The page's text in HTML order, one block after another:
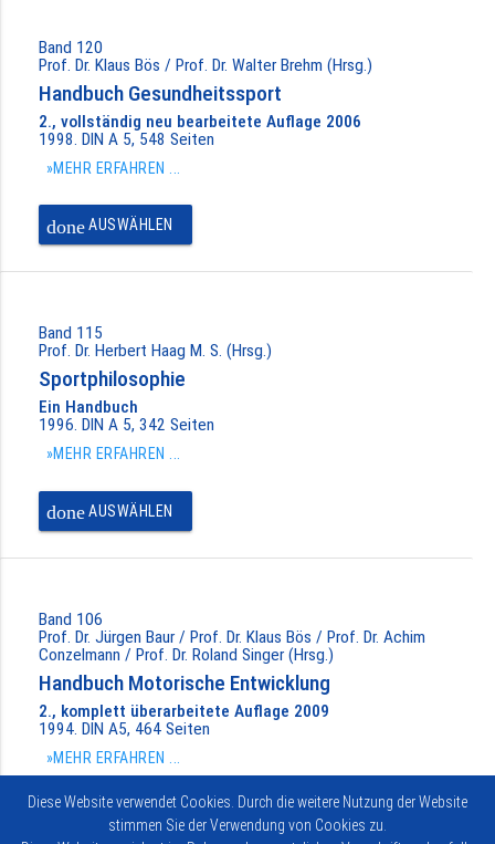
Band 120
Prof. Dr. Klaus Bös / Prof. Dr. Walter Brehm (Hrsg.)
Handbuch Gesundheitssport
2., vollständig neu bearbeitete Auflage 2006
1998. DIN A 5, 548 Seiten
»MEHR ERFAHREN ...
doneAUSWÄHLEN
Band 115
Prof. Dr. Herbert Haag M. S. (Hrsg.)
Sportphilosophie
Ein Handbuch
1996. DIN A 5, 342 Seiten
»MEHR ERFAHREN ...
doneAUSWÄHLEN
Band 106
Prof. Dr. Jürgen Baur / Prof. Dr. Klaus Bös / Prof. Dr. Achim
Conzelmann / Prof. Dr. Roland Singer (Hrsg.)
Handbuch Motorische Entwicklung
2., komplett überarbeitete Auflage 2009
1994. DIN A5, 464 Seiten
»MEHR ERFAHREN ...
AUSWÄHLEN
Diese Website verwendet Cookies. Durch die weitere Nutzung der Website
stimmen Sie der Verwendung von Cookies zu.